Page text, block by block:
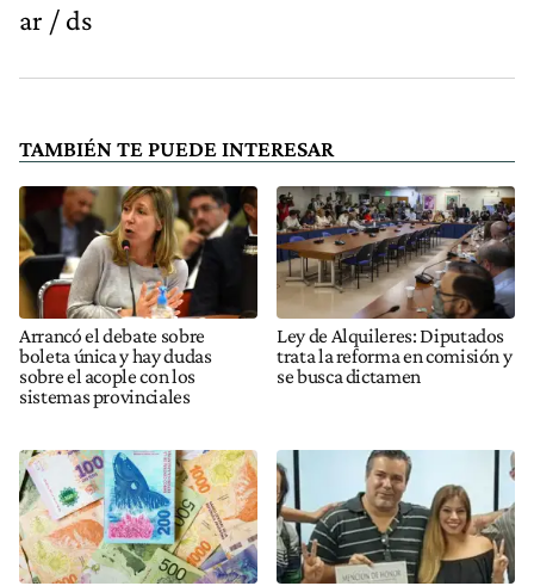
ar / ds
TAMBIÉN TE PUEDE INTERESAR
Arrancó el debate sobre
boleta única y hay dudas
sobre el acople con los
sistemas provinciales
Ley de Alquileres: Diputados
trata la reforma en comisión y
se busca dictamen